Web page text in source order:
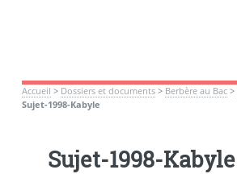
Accueil > Dossiers et documents> Berbère au Bac>
Sujet-1998-Kabyle
Sujet-1998-Kabyle